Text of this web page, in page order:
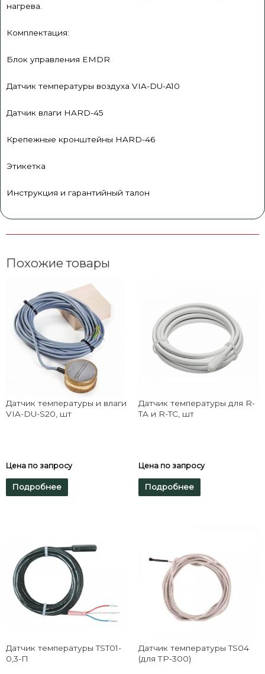
нагрева.
Комплектация:
Блок управления EMDR
Датчик температуры воздуха VIA-DU-A10
Датчик влаги HARD-45
Крепежные кронштейны HARD-46
Этикетка
Инструкция и гарантийный талон
Похожие товары
Датчик температуры и влаги
VIA-DU-S20, шт
Цена по запросу
Подробнее
Датчик температуры для R-
TA и R-TC, шт
Цена по запросу
Подробнее
Датчик температуры TST01-
0,3-П
Датчик температуры TS04
(для ТР-300)